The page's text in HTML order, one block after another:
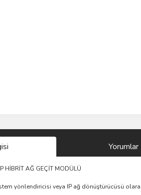
Yorumlar
HİBRİT AĞ GEÇİT MODÜLÜ
yönlendiricisi veya IP ağ dönüştürücüsü